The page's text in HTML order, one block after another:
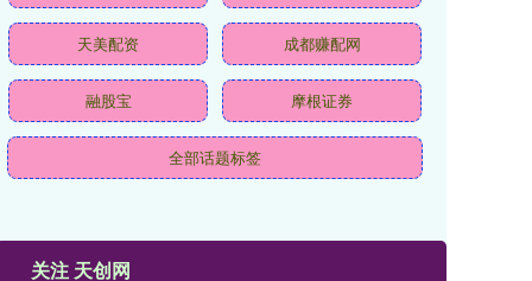
天美配资 成都赚配网
融股宝 摩根证券
全部话题标签
关注 天创网